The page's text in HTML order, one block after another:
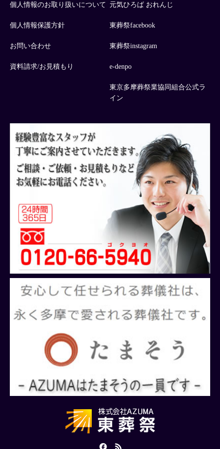
個人情報のお取り扱いについて
個人情報保護方針
お問い合わせ
資料請求/お見積もり
元気ひろば おれんじ
東葬祭facebook
東葬祭instagram
e-denpo
東京多摩葬祭業協同組合公式ラ
イン